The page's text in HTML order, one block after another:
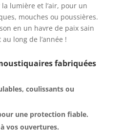
lumière et l’air, pour un
mouches ou poussières.
en un havre de paix sain
long de l’année !
fabriquées
coulissants ou
une protection fiable.
vos ouvertures.